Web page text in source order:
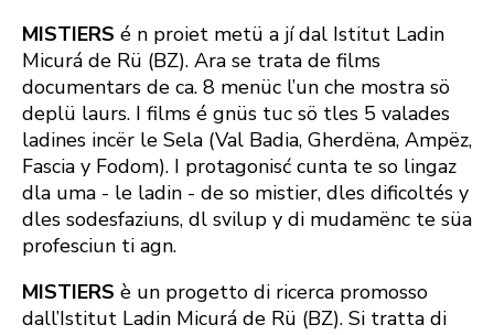
MISTIERS é n proiet metü a jí dal Istitut Ladin
Micurá de Rü (BZ). Ara se trata de films
documentars de ca. 8 menüc l’un che mostra sö
deplü laurs. I films é gnüs tuc sö tles 5 valades
ladines incër le Sela (Val Badia, Gherdëna, Ampëz,
Fascia y Fodom). I protagonisć cunta te so lingaz
dla uma - le ladin - de so mistier, dles dificoltés y
dles sodesfaziuns, dl svilup y di mudamënc te süa
profesciun ti agn.
MISTIERS è un progetto di ricerca promosso
dall’Istitut Ladin Micurá de Rü (BZ). Si tratta di